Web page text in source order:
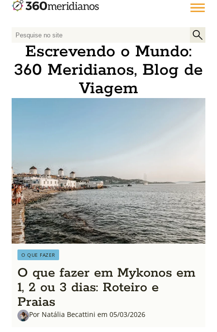
P
q
:
Escrevendo o Mundo:
360 Meridianos, Blog de
Viagem
O QUE FAZER
O que fazer em Mykonos em
1, 2 ou 3 dias: Roteiro e
Praias
Por Natália Becattini em 05/03/2026